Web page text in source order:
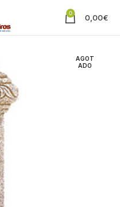
0 0,00€
AGOT
ADO